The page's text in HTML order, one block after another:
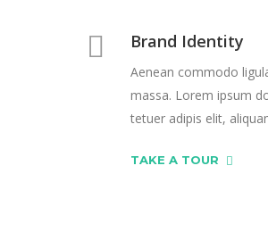
Brand Identity
Aenean commodo
massa. Lorem ipsum
tetuer adipis elit,
TAKE A TOUR